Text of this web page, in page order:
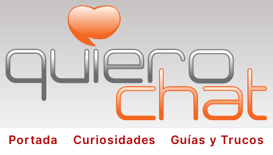
Portada Curiosidades
Guías y Trucos